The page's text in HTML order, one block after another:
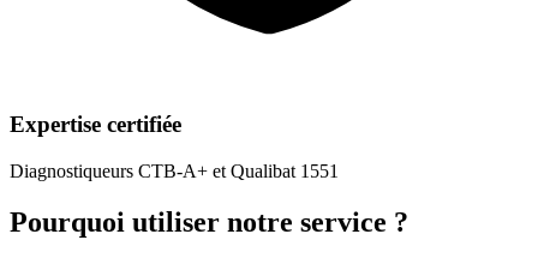
Expertise certifiée
Diagnostiqueurs CTB-A+ et Qualibat 1551
Pourquoi utiliser notre service ?